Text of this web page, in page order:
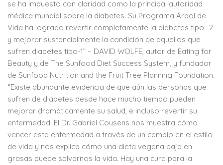
se ha impuesto con claridad como la principal autoridad
médica mundial sobre la diabetes. Su Programa Árbol de
Vida ha logrado revertir completamente la diabetes tipo- 2
y mejorar sustancialmente la condición de aquellos que
sufren diabetes tipo-1” – DAVID WOLFE, autor de Eating for
Beauty y de The Sunfood Diet Success System, y fundador
de Sunfood Nutrition and the Fruit Tree Planning Foundation.
“Existe abundante evidencia de que aún las personas que
sufren de diabetes desde hace mucho tiempo pueden
mejorar dramáticamente su salud, e incluso revertir su
enfermedad. El Dr. Gabriel Cousens nos muestra cómo
vencer esta enfermedad a través de un cambio en el estilo
de vida y nos explica cómo una dieta vegana baja en
grasas puede salvarnos la vida. Hay una cura para la